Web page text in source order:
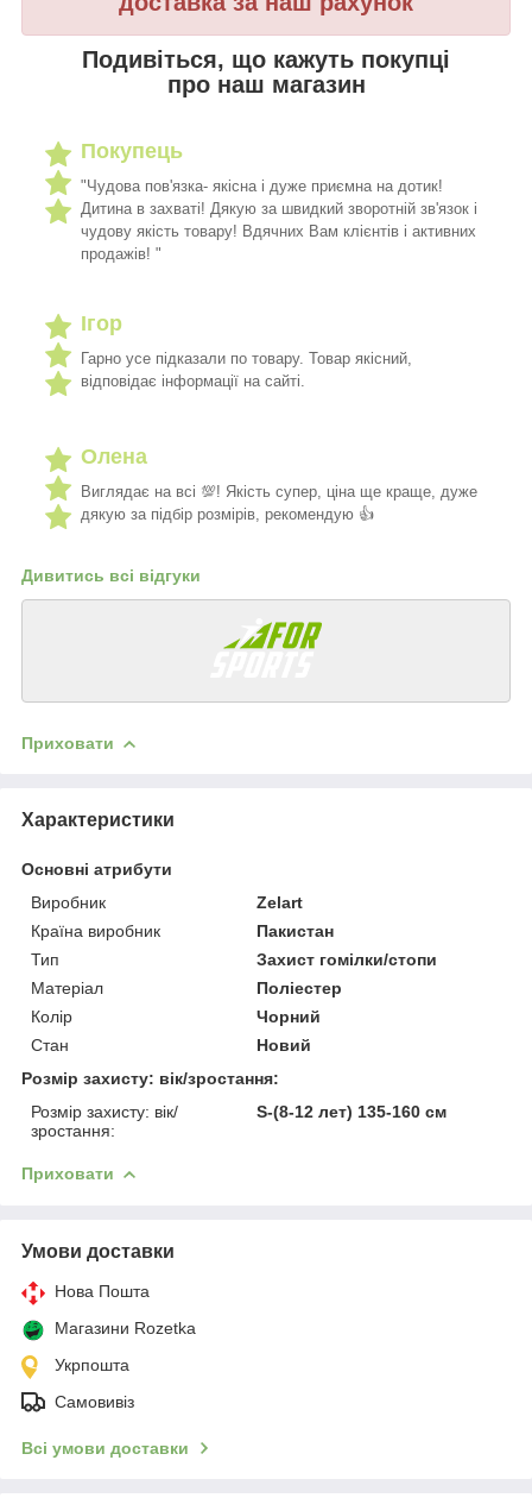
Подивіться, що кажуть покупці
про наш магазин
Покупець
"Чудова пов'язка- якісна і дуже приємна на дотик!
Дитина в захваті! Дякую за швидкий зворотній зв'язок і
чудову якість товару! Вдячних Вам клієнтів і активних
продажів! "
Ігор
Гарно усе підказали по товару. Товар якісний,
відповідає інформації на сайті.
Олена
Виглядає на всі 💯! Якість супер, ціна ще краще, дуже
дякую за підбір розмірів, рекомендую 👍
Дивитись всі відгуки
Приховати
Характеристики
Основні атрибути
Виробник
Zelart
Країна виробник
Пакистан
Тип
Захист гомілки/стопи
Матеріал
Поліестер
Колір
Чорний
Стан
Новий
Розмір захисту: вік/зростання:
Розмір захисту: вік/
зростання:
S-(8-12 лет) 135-160 см
Приховати
Умови доставки
Нова Пошта
Магазини Rozetka
Укрпошта
Самовивіз
Всі умови доставки